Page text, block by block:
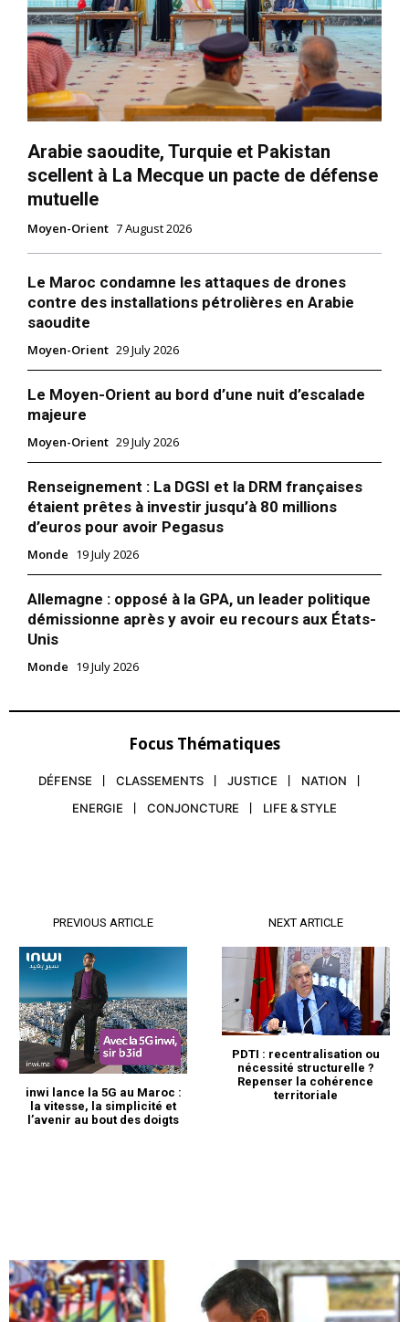
S'ABONNER MAINTENANT
Nous contacter
Formules d’abonnement
Arabie saoudite, Turquie et Pakistan
scellent à La Mecque un pacte de défense
mutuelle
Moyen-Orient 7 August 2026
Le Maroc condamne les attaques de drones
contre des installations pétrolières en Arabie
saoudite
Moyen-Orient 29 July 2026
Le Moyen-Orient au bord d’une nuit d’escalade
majeure
Moyen-Orient 29 July 2026
Renseignement : La DGSI et la DRM françaises
étaient prêtes à investir jusqu’à 80 millions
d’euros pour avoir Pegasus
Monde 19 July 2026
Allemagne : opposé à la GPA, un leader politique
démissionne après y avoir eu recours aux États-
Unis
Monde 19 July 2026
Focus Thématiques
DÉFENSE CLASSEMENTS JUSTICE
NATION
ENERGIE
CONJONCTURE LIFE & STYLE
PREVIOUS ARTICLE
inwi lance la 5G au Maroc :
la vitesse, la simplicité et
l’avenir au bout des doigts
NEXT ARTICLE
PDTI : recentralisation ou
nécessité structurelle ?
Repenser la cohérence
territoriale